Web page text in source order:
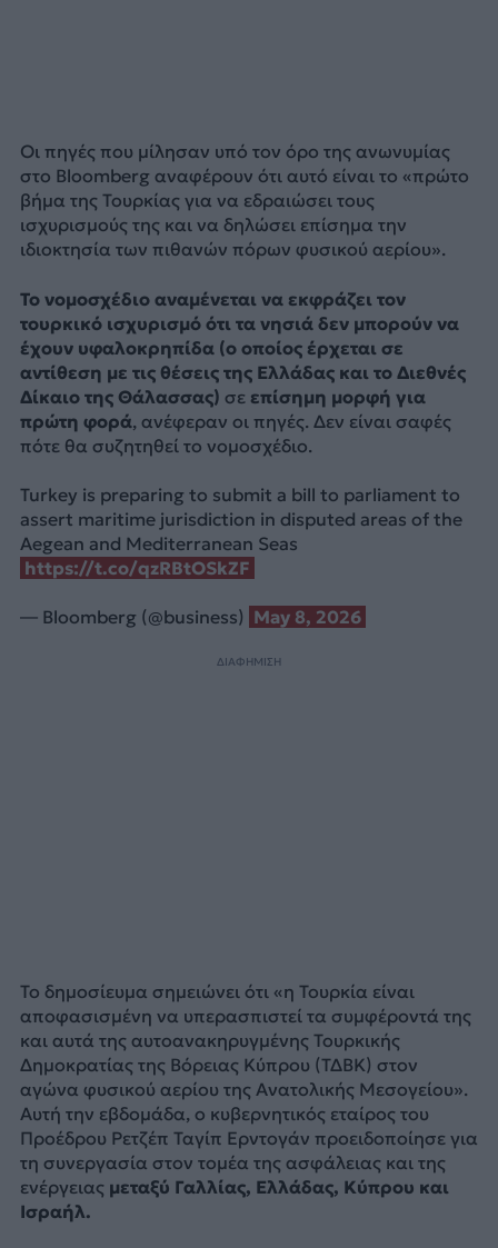
Οι πηγές που μίλησαν υπό τον όρο της ανωνυμίας
στο Bloomberg αναφέρουν ότι αυτό είναι το «πρώτο
βήμα της Τουρκίας για να εδραιώσει τους
ισχυρισμούς της και να δηλώσει επίσημα την
ιδιοκτησία των πιθανών πόρων φυσικού αερίου».
Το νομοσχέδιο αναμένεται να εκφράζει τον
τουρκικό ισχυρισμό ότι τα νησιά δεν μπορούν να
έχουν υφαλοκρηπίδα (ο οποίος έρχεται σε
αντίθεση με τις θέσεις της Ελλάδας και το Διεθνές
Δίκαιο της Θάλασσας) σε επίσημη μορφή για
πρώτη φορά, ανέφεραν οι πηγές. Δεν είναι σαφές
πότε θα συζητηθεί το νομοσχέδιο.
Turkey is preparing to submit a bill to parliament to
assert maritime jurisdiction in disputed areas of the
Aegean and Mediterranean Seas
https://t.co/qzRBtOSkZF
— Bloomberg (@business) May 8, 2026
ΔΙΑΦΗΜΙΣΗ
Το δημοσίευμα σημειώνει ότι «η Τουρκία είναι
αποφασισμένη να υπερασπιστεί τα συμφέροντά της
και αυτά της αυτοανακηρυγμένης Τουρκικής
Δημοκρατίας της Βόρειας Κύπρου (ΤΔΒΚ) στον
αγώνα φυσικού αερίου της Ανατολικής Μεσογείου».
Αυτή την εβδομάδα, ο κυβερνητικός εταίρος του
Προέδρου Ρετζέπ Ταγίπ Ερντογάν προειδοποίησε για
τη συνεργασία στον τομέα της ασφάλειας και της
ενέργειας μεταξύ Γαλλίας, Ελλάδας, Κύπρου και
Ισραήλ.